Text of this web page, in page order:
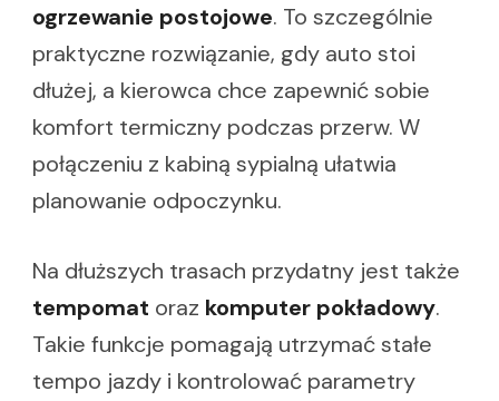
ogrzewanie postojowe. To szczególnie
praktyczne rozwiązanie, gdy auto stoi
dłużej, a kierowca chce zapewnić sobie
komfort termiczny podczas przerw. W
połączeniu z kabiną sypialną ułatwia
planowanie odpoczynku.
Na dłuższych trasach przydatny jest także
tempomat oraz komputer pokładowy.
Takie funkcje pomagają utrzymać stałe
tempo jazdy i kontrolować parametry